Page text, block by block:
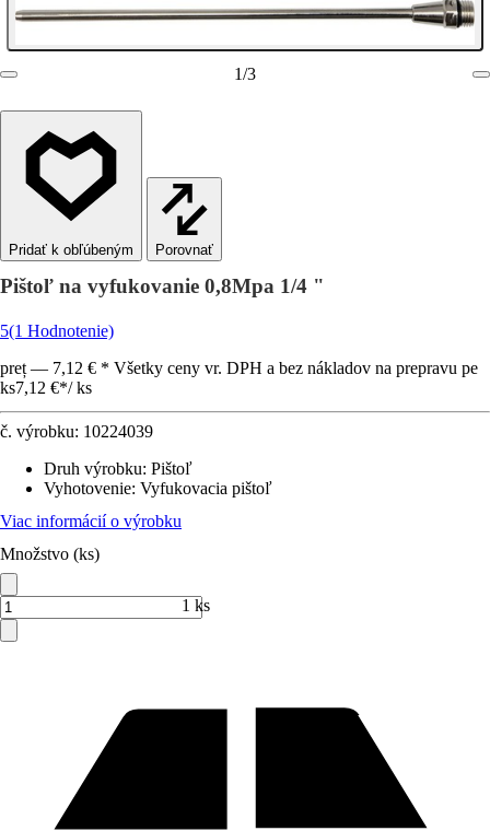
1/3
Porovnať
Pištoľ na vyfukovanie 0,8Mpa 1/4 "
5(1 Hodnotenie)
preț — 7,12 € * Všetky ceny vr. DPH a bez nákladov na prepravu pe
ks7,12 €*/ ks
č. výrobku: 10224039
Druh výrobku: Pištoľ
Vyhotovenie: Vyfukovacia pištoľ
Viac informácií o výrobku
Množstvo (ks)
1 ks